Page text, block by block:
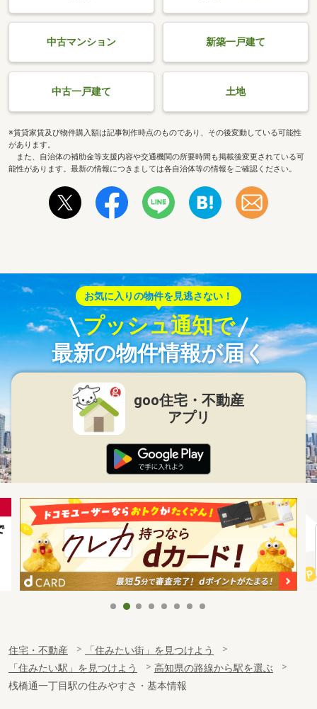
中古マンション 新築一戸建て
中古一戸建て 土地
※賃貸家賃及び物件購入額は記事制作時点のものであり、その後変動している可能性
があります。
また、自治体の補助金等支援内容や交通機関の所要時間も掲載後変更されている可
能性があります。最新の情報につきましては各自治体等の情報をご確認ください。
お気に入りの物件を見逃さない！
プッシュ通知で
最新の物件情報が届く
goo住宅・不動産
アプリ
住宅・不動産
「住みたい街」を見つけよう
「住みたい駅」を見つけよう
高知県の路線から駅を選ぶ
桟橋通一丁目駅の住みやすさ・基本情報